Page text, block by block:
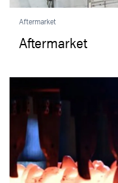
Aftermarket
Aftermarket